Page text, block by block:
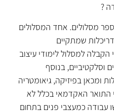
?
מסלולים. אחד המסלולים
שמתקיים
למסלול לימודי עיצוב
וסלקטיביים, בנוסף
ומכאן בפיזיקה, גיאומטריה
התואר האקדמאי בכלל לא
עבודה כמעצבי פנים בתחום